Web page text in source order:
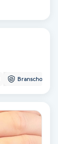
Branschorg.